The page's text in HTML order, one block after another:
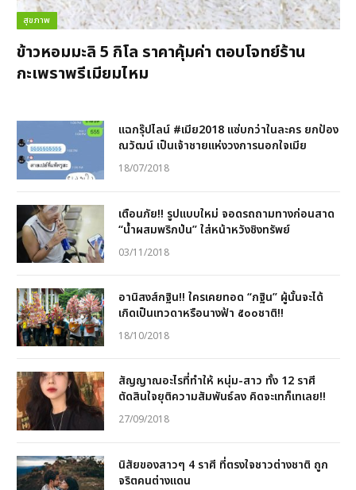
สุขภาพ
ข้าวหอมมะลิ 5 กิโล ราคาคุ้มค่า ตอบโจทย์ร้าน
กะเพราพรีเมียมไหม
แฉกรุ๊ปไลน์ #เมีย2018 แซ่บกว่าในละคร ยกป้อง
ณวัฒน์ เป็นเจ้าชายแห่งวงการนอกใจเมีย
18/07/2018
เตือนภัย!! รูปแบบใหม่ จอดรถถามทางก่อนสาด
“น้ำผสมพริกป่น” ใส่หน้าหวังชิงทรัพย์
03/11/2018
อานิสงส์กฐิน!! ใครเคยทอด “กฐิน” ผู้นั้นจะได้
เกิดเป็นเทวดาหรือนางฟ้า ๕๐๐ชาติ!!
18/10/2018
สัญญาณอะไรที่ทำให้ หนุ่ม-สาว ทั้ง 12 ราศี
ตัดสินใจยุติความสัมพันธ์ลง คิดจะเทก็เทเลย!!
27/09/2018
นิสัยของสาวๆ 4 ราศี ที่ตรงใจชาวต่างชาติ ถูก
จริตคนต่างแดน